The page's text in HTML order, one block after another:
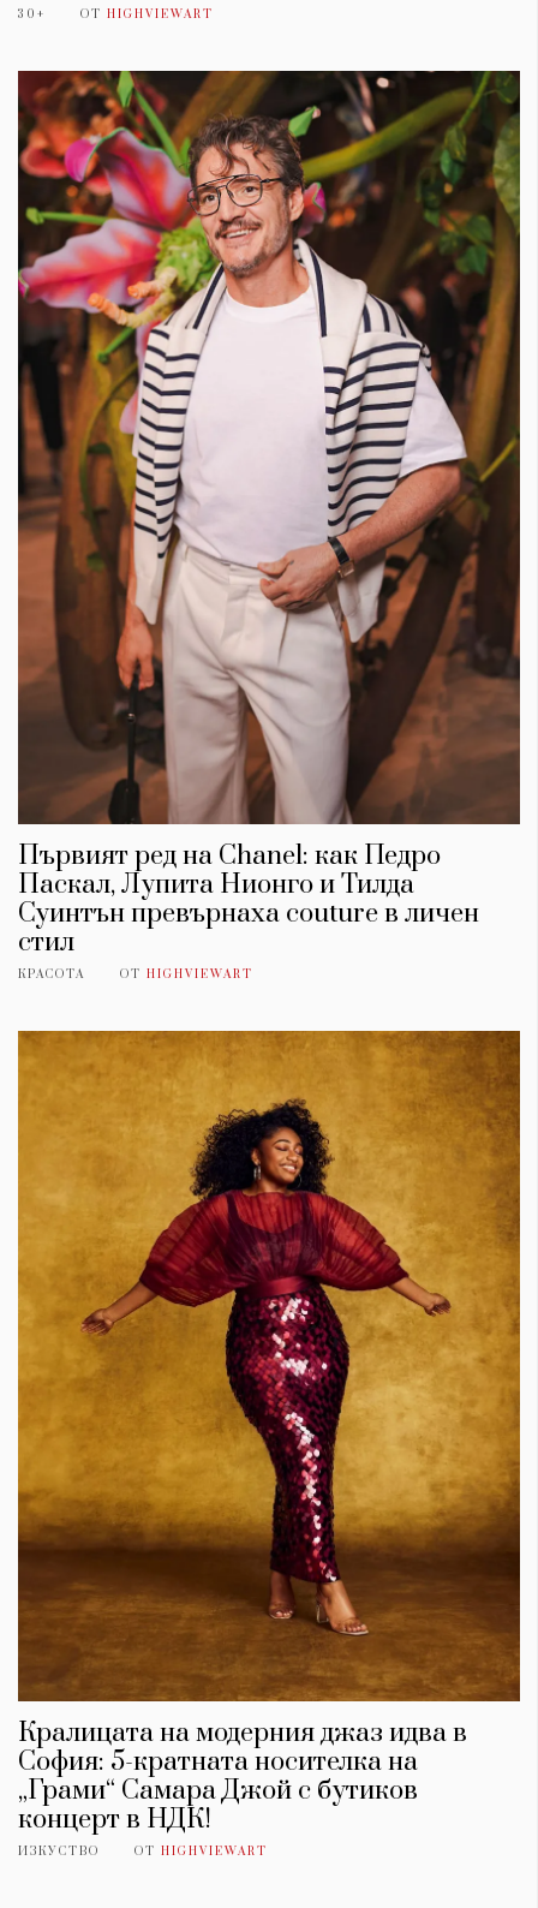
30+ ОТ HIGHVIEWART
Първият ред на Chanel: как Педро
Паскал, Лупита Нионго и Тилда
Суинтън превърнаха couture в личен
стил
КРАСОТА ОТ HIGHVIEWART
Кралицата на модерния джаз идва в
София: 5-кратната носителка на
„Грами“ Самара Джой с бутиков
концерт в НДК!
ИЗКУСТВО ОТ HIGHVIEWART